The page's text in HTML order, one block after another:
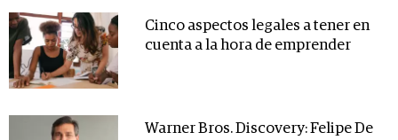
Cinco aspectos legales a tener en
cuenta a la hora de emprender
Warner Bros. Discovery: Felipe De